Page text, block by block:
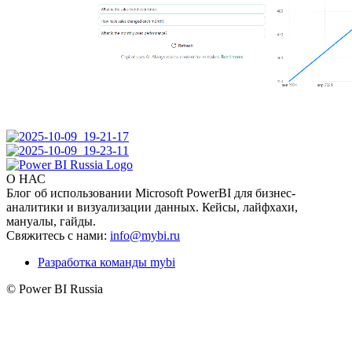
О НАС
Блог об использовании Microsoft PowerBI для бизнес-
аналитики и визуализации данных. Кейсы, лайфхахи,
мануалы, гайды.
Свяжитесь с нами: info@mybi.ru
Разработка команды mybi
© Power BI Russia